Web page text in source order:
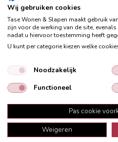
Productcategorie
Verwachte levertijd
Omschrijving
Garantie
Bezorging
Mand Cestelli rechthoek S
Wij gebruiken cookies
Tase Wonen & Slapen maakt gebruik
zijn voor de werking van de site,
nadat u hiervoor toestemming heeft
U kunt per categorie kiezen welke
Noodzakelijk
Functioneel
Pas cookie
Weigeren